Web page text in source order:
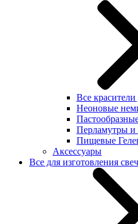
Все
Неоновые
Перламутры и
Пищевые
Аксессуары
Все для изготовления